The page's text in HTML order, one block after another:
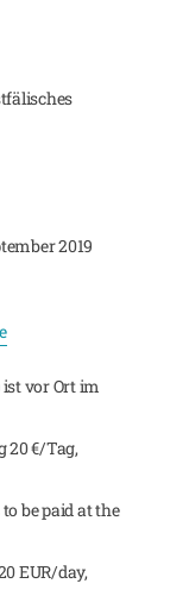
2019
vor Ort im
20 €/Tag,
be paid at the
EUR/day,